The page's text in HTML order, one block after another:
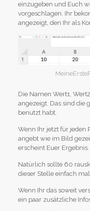
einzugeben und Euch
vorgeschlagen. Ihr
angezeigt, den Ihr als
Die Namen Wert1,
angezeigt. Das sind die
benutzt habt.
Wenn Ihr jetzt für jeden
angebt wie im Bild
erscheint Euer Ergebnis.
Natürlich sollte 60
dieser Stelle einfach
Wenn Ihr das soweit
ein paar zusätzliche